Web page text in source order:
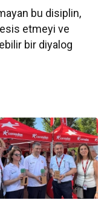
bu disiplin,
etmeyi ve
bir diyalog